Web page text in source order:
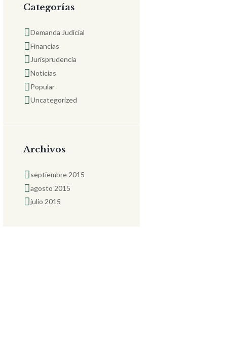
Categorías
Demanda Judicial
Financias
Jurisprudencia
Noticias
Popular
Uncategorized
Archivos
septiembre 2015
agosto 2015
julio 2015